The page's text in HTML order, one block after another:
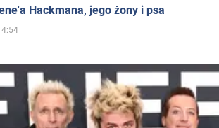
Hackmana, jego żony i psa